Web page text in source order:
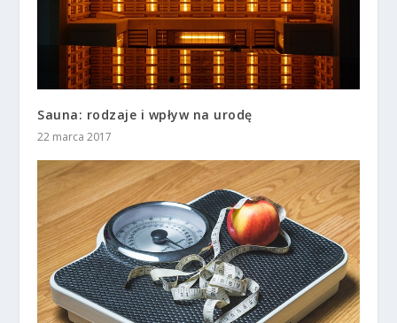
Sauna: rodzaje i wpływ na urodę
22 marca 2017